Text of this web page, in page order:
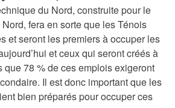
du Nord, construite pour le
fera en sorte que les Ténois
et seront les premiers à occuper les
et ceux qui seront créés à
que 78 % de ces emplois exigeront
Il est donc important que les
bien préparés pour occuper ces